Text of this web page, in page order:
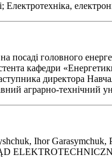
посаді головного
кафедри
директора
аграрно-технічний
Ihor Garasymchuk,